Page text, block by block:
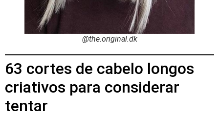
@the.original.dk
63 cortes de cabelo longos
criativos para considerar
tentar